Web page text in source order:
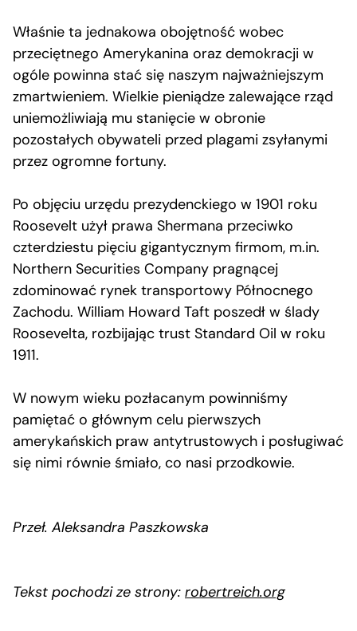
Właśnie ta jednakowa obojętność wobec
przeciętnego Amerykanina oraz demokracji w
ogóle powinna stać się naszym najważniejszym
zmartwieniem. Wielkie pieniądze zalewające rząd
uniemożliwiają mu stanięcie w obronie
pozostałych obywateli przed plagami zsyłanymi
przez ogromne fortuny.
Po objęciu urzędu prezydenckiego w 1901 roku
Roosevelt użył prawa Shermana przeciwko
czterdziestu pięciu gigantycznym firmom, m.in.
Northern Securities Company pragnącej
zdominować rynek transportowy Północnego
Zachodu. William Howard Taft poszedł w ślady
Roosevelta, rozbijając trust Standard Oil w roku
1911.
W nowym wieku pozłacanym powinniśmy
pamiętać o głównym celu pierwszych
amerykańskich praw antytrustowych i posługiwać
się nimi równie śmiało, co nasi przodkowie.
Przeł. Aleksandra Paszkowska
Tekst pochodzi ze strony: robertreich.org